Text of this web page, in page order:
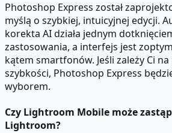
Photoshop Express został
myślą o szybkiej, intuicyjnej edycji.
korekta AI działa jednym
zastosowania, a interfejs jest
kątem smartfonów. Jeśli zależy Ci
szybkości, Photoshop Express
wyborem.
Czy Lightroom Mobile może
Lightroom?